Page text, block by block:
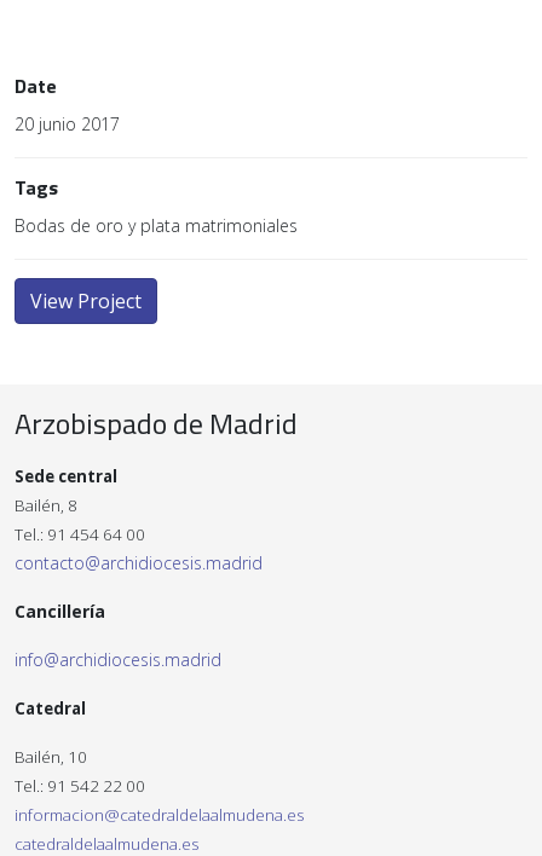
Date
20 junio 2017
Tags
Bodas de oro y plata matrimoniales
View Project
Arzobispado de Madrid
Sede central
Bailén, 8
Tel.: 91 454 64 00
contacto@archidiocesis.madrid
Cancillería
info@archidiocesis.madrid
Catedral
Bailén, 10
Tel.: 91 542 22 00
informacion@catedraldelaalmudena.es
catedraldelaalmudena.es